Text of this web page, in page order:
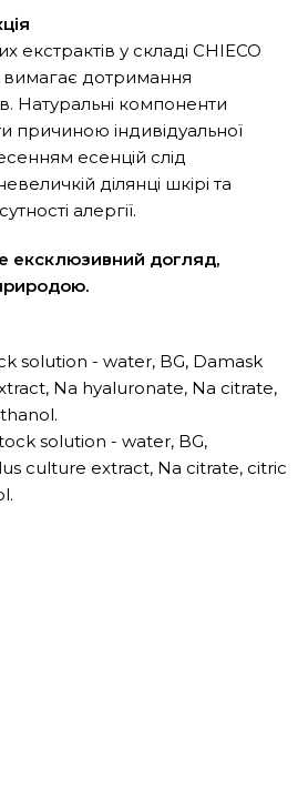
екстрактів у складі CHIECO
дотримання
Натуральні компоненти
причиною індивідуальної
есенцій слід
ділянці шкірі та
алергії.
ексклюзивний догляд,
solution - water, BG, Damask
Na hyaluronate, Na citrate,
solution - water, BG,
culture extract, Na citrate, citric